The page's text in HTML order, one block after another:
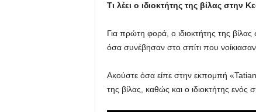
Τι λέει ο ιδιοκτήτης της βίλας στην
Για πρώτη φορά, ο ιδιοκτήτης της
όσα συνέβησαν στο σπίτι που
Ακούστε όσα είπε στην εκπομπή
της βίλας, καθώς και ο ιδιοκτήτης ενός